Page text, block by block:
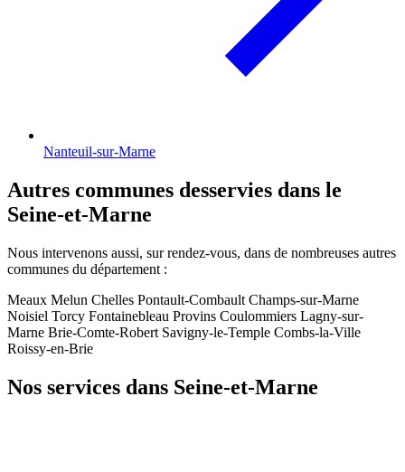
Nanteuil-sur-Marne
Autres communes desservies dans le
Seine-et-Marne
Nous intervenons aussi, sur rendez-vous, dans de nombreuses autres
communes du département :
Meaux Melun Chelles Pontault-Combault Champs-sur-Marne
Noisiel Torcy Fontainebleau Provins Coulommiers Lagny-sur-
Marne Brie-Comte-Robert Savigny-le-Temple Combs-la-Ville
Roissy-en-Brie
Nos services dans Seine-et-Marne